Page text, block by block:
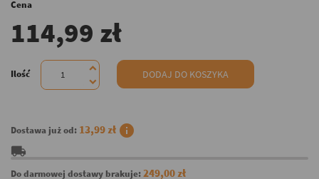
Cena
114,99 zł
Ilość DODAJ DO KOSZYKA
Dostawa już od: 13,99 zł info
local_shipping
Do darmowej dostawy brakuje:249,00 zł